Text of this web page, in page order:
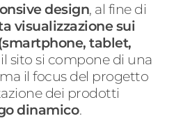
design, al fine di
visualizzazione sui
tablet,
il sito si compone di una
il focus del progetto
dei prodotti
dinamico.